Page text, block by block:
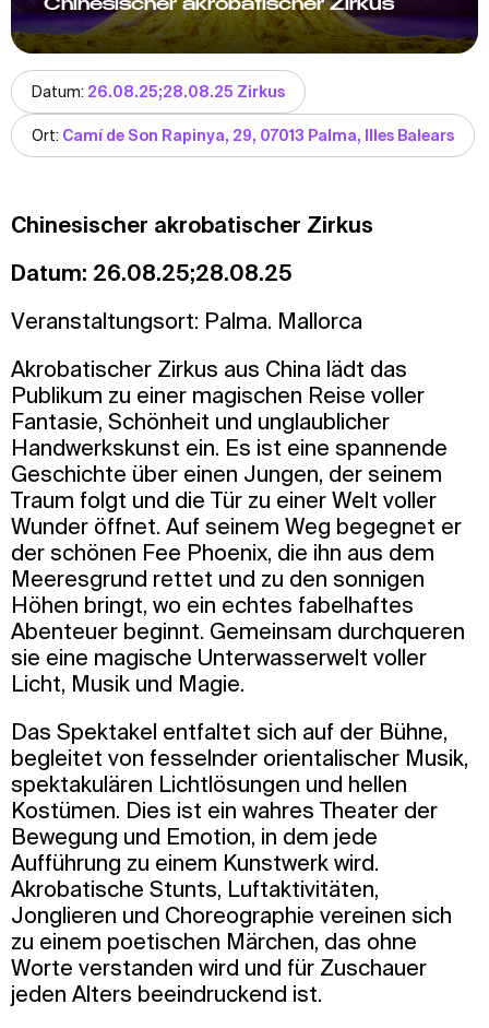
Chinesischer akrobatischer Zirkus
Datum: 26.08.25;28.08.25 Zirkus
Ort: Camí de Son Rapinya, 29, 07013 Palma, Illes Balears
Chinesischer akrobatischer Zirkus
Datum: 26.08.25;28.08.25
Veranstaltungsort: Palma. Mallorca
Akrobatischer Zirkus aus China lädt das
Publikum zu einer magischen Reise voller
Fantasie, Schönheit und unglaublicher
Handwerkskunst ein. Es ist eine spannende
Geschichte über einen Jungen, der seinem
Traum folgt und die Tür zu einer Welt voller
Wunder öffnet. Auf seinem Weg begegnet er
der schönen Fee Phoenix, die ihn aus dem
Meeresgrund rettet und zu den sonnigen
Höhen bringt, wo ein echtes fabelhaftes
Abenteuer beginnt. Gemeinsam durchqueren
sie eine magische Unterwasserwelt voller
Licht, Musik und Magie.
Das Spektakel entfaltet sich auf der Bühne,
begleitet von fesselnder orientalischer Musik,
spektakulären Lichtlösungen und hellen
Kostümen. Dies ist ein wahres Theater der
Bewegung und Emotion, in dem jede
Aufführung zu einem Kunstwerk wird.
Akrobatische Stunts, Luftaktivitäten,
Jonglieren und Choreographie vereinen sich
zu einem poetischen Märchen, das ohne
Worte verstanden wird und für Zuschauer
jeden Alters beeindruckend ist.